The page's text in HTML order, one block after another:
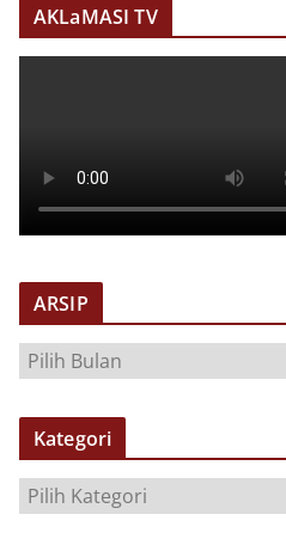
AKLaMASI TV
ARSIP
R
S
P
Kategori
a